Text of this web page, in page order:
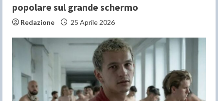
popolare sul grande schermo
Redazione 25 Aprile 2026